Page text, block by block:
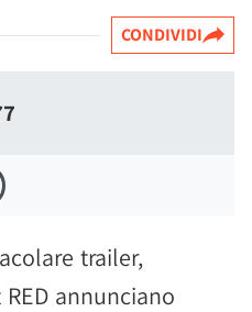
CONDIVIDI
trailer,
annunciano